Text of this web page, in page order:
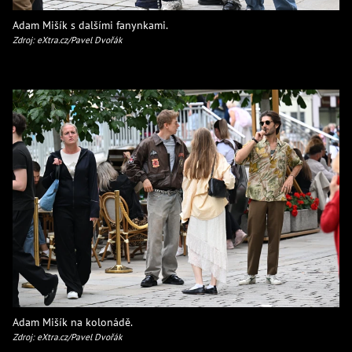
Adam Mišík s dalšími fanynkami.
Zdroj: eXtra.cz/Pavel Dvořák
Adam Mišík na kolonádě.
Zdroj: eXtra.cz/Pavel Dvořák